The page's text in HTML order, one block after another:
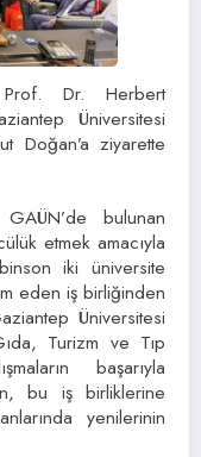
Prof. Dr. Herbert
Üniversitesi
Doğan’a ziyarette
bulunan
etmek amacıyla
iki üniversite
eden iş birliğinden
Üniversitesi
Turizm ve Tıp
başarıyla
bu iş birliklerine
yenilerinin